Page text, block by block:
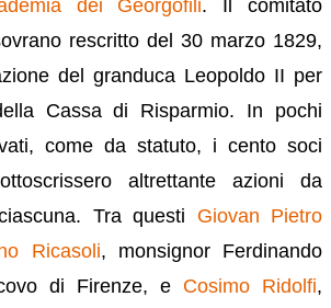
dei Georgofili. Il comitato
rescritto del 30 marzo 1829,
del granduca Leopoldo II per
Cassa di Risparmio. In pochi
come da statuto, i cento soci
altrettante azioni da
Tra questi Giovan Pietro
Ricasoli, monsignor Ferdinando
di Firenze, e Cosimo Ridolfi,